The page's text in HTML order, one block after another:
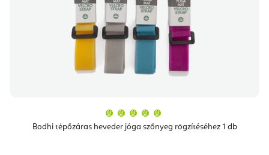
Bodhi tépőzáras heveder jóga szőnyeg rögzítéséhez 1 db
átlagos
értékelése